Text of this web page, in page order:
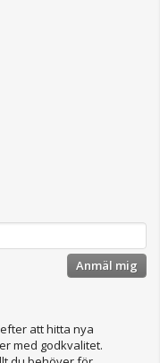
Anmäl mig
att hitta nya
med godkvalitet.